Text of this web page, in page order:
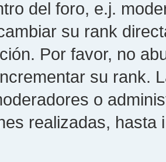
del foro, e.j.
su rank
Por favor, no
su rank.
o
realizadas, hasta